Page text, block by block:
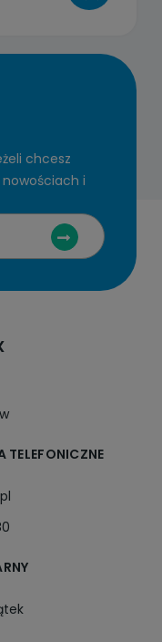
chcesz
i